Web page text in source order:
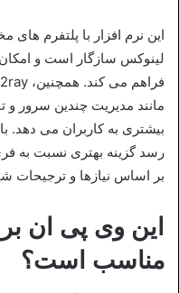
لینوکس سازگار است و
مانند مدیریت چندین سرور و
رسد گزینه بهتری نسبت به
بر اساس نیازها و ترجیحات
این وی پی ان
مناسب است؟